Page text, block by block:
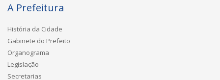
A Prefeitura
História da Cidade
Gabinete do Prefeito
Organograma
Legislação
Secretarias